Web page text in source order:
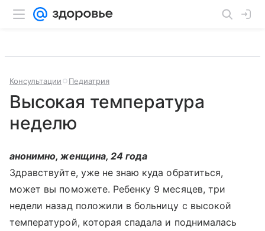
Консультации Педиатрия
Высокая температура
неделю
анонимно, женщина, 24 года
Здравствуйте, уже не знаю куда обратиться,
может вы поможете. Ребенку 9 месяцев, три
недели назад положили в больницу с высокой
температурой, которая спадала и поднималась